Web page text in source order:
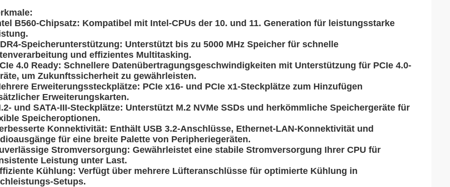
B560-Chipsatz: Kompatibel mit Intel-CPUs der 10. und 11. Generation für leistungsstarke
Speicherunterstützung: Unterstützt bis zu 5000 MHz Speicher für schnelle
und effizientes Multitasking.
4.0 Ready: Schnellere Datenübertragungsgeschwindigkeiten mit Unterstützung für PCIe 4.0-
um Zukunftssicherheit zu gewährleisten.
Erweiterungssteckplätze: PCIe x16- und PCIe x1-Steckplätze zum Hinzufügen
Erweiterungskarten.
und SATA-III-Steckplätze: Unterstützt M.2 NVMe SSDs und herkömmliche Speichergeräte für
Speicheroptionen.
Konnektivität: Enthält USB 3.2-Anschlüsse, Ethernet-LAN-Konnektivität und
für eine breite Palette von Peripheriegeräten.
Stromversorgung: Gewährleistet eine stabile Stromversorgung Ihrer CPU für
Leistung unter Last.
Kühlung: Verfügt über mehrere Lüfteranschlüsse für optimierte Kühlung in
Setups.